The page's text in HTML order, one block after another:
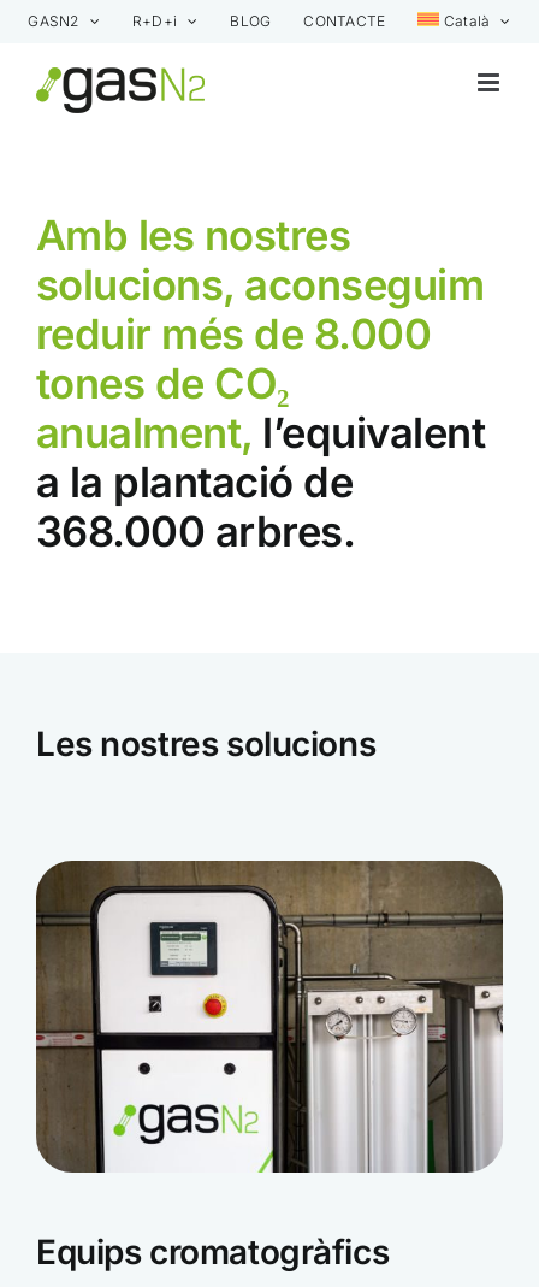
Skip
content
GASN2 R+D+i BLOG CONTACTE Català
Amb les nostres
solucions, aconseguim
reduir més de 8.000
tones de CO₂
anualment, l’equivalent
a la plantació de
368.000 arbres.
Les nostres solucions
Equips cromatogràfics